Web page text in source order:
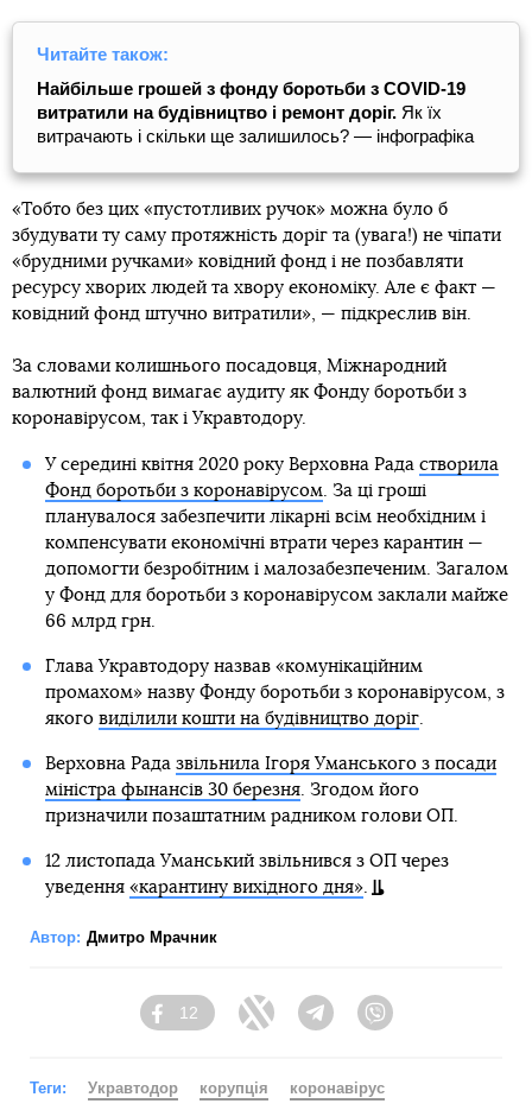
Читайте також:
Найбільше грошей з фонду боротьби з COVID-19
витратили на будівництво і ремонт доріг. Як їх
витрачають і скільки ще залишилось? — інфографіка
«Тобто без цих «пустотливих ручок» можна було б
збудувати ту саму протяжність доріг та (увага!) не чіпати
«брудними ручками» ковідний фонд і не позбавляти
ресурсу хворих людей та хвору економіку. Але є факт —
ковідний фонд штучно витратили», — підкреслив він.
За словами колишнього посадовця, Міжнародний
валютний фонд вимагає аудиту як Фонду боротьби з
коронавірусом, так і Укравтодору.
У середині квітня 2020 року Верховна Рада створила
Фонд боротьби з коронавірусом. За ці гроші
планувалося забезпечити лікарні всім необхідним і
компенсувати економічні втрати через карантин —
допомогти безробітним і малозабезпеченим. Загалом
у Фонд для боротьби з коронавірусом заклали майже
66 млрд грн.
Глава Укравтодору назвав «комунікаційним
промахом» назву Фонду боротьби з коронавірусом, з
якого виділили кошти на будівництво доріг.
Верховна Рада звільнила Ігоря Уманського з посади
міністра фынансів 30 березня. Згодом його
призначили позаштатним радником голови ОП.
12 листопада Уманський звільнився з ОП через
уведення «карантину вихідного дня».
Автор: Дмитро Мрачник
Facebook
12
Twitter Telegram
Теги: Укравтодор корупція
коронавірус